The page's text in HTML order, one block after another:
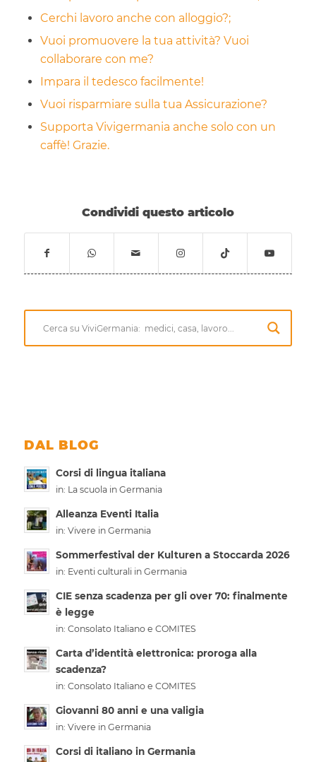
Cerchi lavoro anche con alloggio?;
Vuoi promuovere la tua attività? Vuoi
collaborare con me?
Impara il tedesco facilmente!
Vuoi risparmiare sulla tua Assicurazione?
Supporta Vivigermania anche solo con un
caffè! Grazie.
Condividi questo articolo
DAL BLOG
Corsi di lingua italiana
in: La scuola in Germania
Alleanza Eventi Italia
in: Vivere in Germania
Sommerfestival der Kulturen a Stoccarda 2026
in: Eventi culturali in Germania
CIE senza scadenza per gli over 70: finalmente
è legge
in: Consolato Italiano e COMITES
Carta d’identità elettronica: proroga alla
scadenza?
in: Consolato Italiano e COMITES
Giovanni 80 anni e una valigia
in: Vivere in Germania
Corsi di italiano in Germania